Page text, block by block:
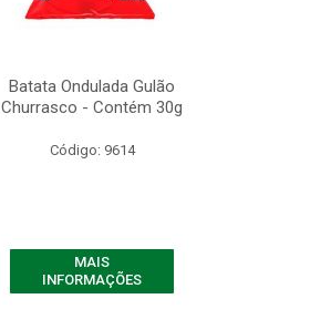
Batata Ondulada Gulão
Churrasco - Contém 30g
Código: 9614
MAIS
INFORMAÇÕES